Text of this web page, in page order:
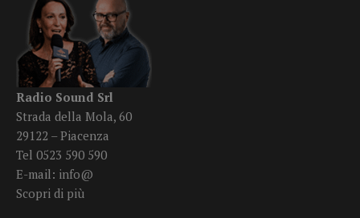
Radio Sound Srl
Strada della Mola, 60
29122 – Piacenza
Tel 0523 590 590
E-mail: info@
Scopri di più